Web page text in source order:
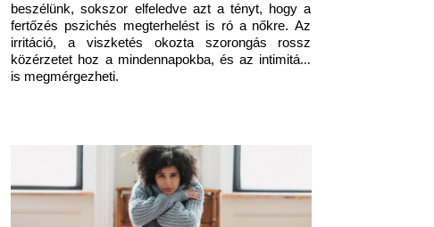
beszélünk, sokszor elfeledve azt a tényt, hogy a
fertőzés pszichés megterhelést is ró a nőkre. Az
irritáció, a viszketés okozta szorongás rossz
közérzetet hoz a mindennapokba, és az intimitást
is megmérgezheti.